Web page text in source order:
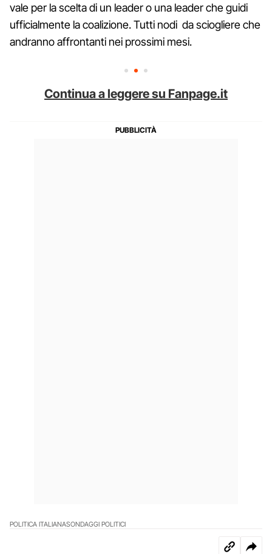
vale per la scelta di un leader o una leader che guidi
ufficialmente la coalizione. Tutti nodi da sciogliere che
andranno affrontanti nei prossimi mesi.
Continua a leggere su Fanpage.it
POLITICA ITALIANASONDAGGI POLITICI